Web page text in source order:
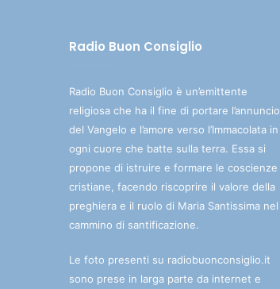
Radio Buon Consiglio
Radio Buon Consiglio è un’emittente
religiosa che ha il fine di portare l’annuncio
del Vangelo e l’amore verso l’Immacolata in
ogni cuore che batte sulla terra. Essa si
propone di istruire e formare le coscienze
cristiane, facendo riscoprire il valore della
preghiera e il ruolo di Maria Santissima nel
cammino di santificazione.
Le foto presenti su radiobuonconsiglio.it
sono prese in larga parte da internet e